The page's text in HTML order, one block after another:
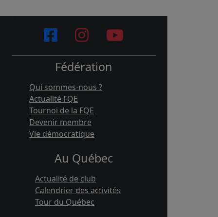
Fédération
Qui sommes-nous ?
Actualité FQE
Tournoi de la FQE
Devenir membre
Vie démocratique
Au Québec
Actualité de club
Calendrier des activités
Tour du Québec